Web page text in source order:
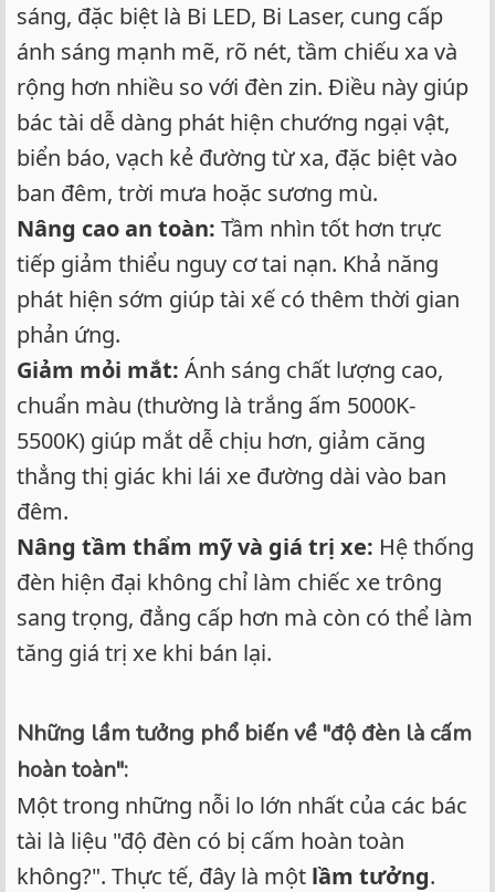
sáng, đặc biệt là Bi LED, Bi Laser, cung cấp
ánh sáng mạnh mẽ, rõ nét, tầm chiếu xa và
rộng hơn nhiều so với đèn zin. Điều này giúp
bác tài dễ dàng phát hiện chướng ngại vật,
biển báo, vạch kẻ đường từ xa, đặc biệt vào
ban đêm, trời mưa hoặc sương mù.
Nâng cao an toàn: Tầm nhìn tốt hơn trực
tiếp giảm thiểu nguy cơ tai nạn. Khả năng
phát hiện sớm giúp tài xế có thêm thời gian
phản ứng.
Giảm mỏi mắt: Ánh sáng chất lượng cao,
chuẩn màu (thường là trắng ấm 5000K-
5500K) giúp mắt dễ chịu hơn, giảm căng
thẳng thị giác khi lái xe đường dài vào ban
đêm.
Nâng tầm thẩm mỹ và giá trị xe: Hệ thống
đèn hiện đại không chỉ làm chiếc xe trông
sang trọng, đẳng cấp hơn mà còn có thể làm
tăng giá trị xe khi bán lại.
Những lầm tưởng phổ biến về "độ đèn là cấm
hoàn toàn":
Một trong những nỗi lo lớn nhất của các bác
tài là liệu "độ đèn có bị cấm hoàn toàn
không?". Thực tế, đây là một lầm tưởng.